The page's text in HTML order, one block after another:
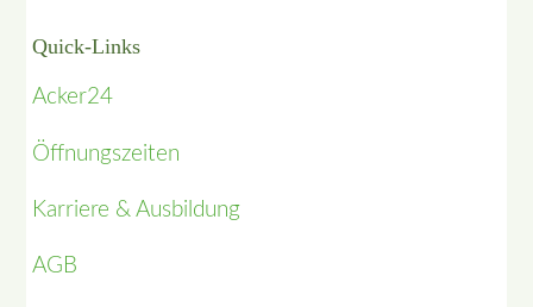
Quick-Links
Acker24
Öffnungszeiten
Karriere & Ausbildung
AGB